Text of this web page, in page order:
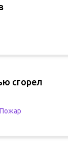
сгорел
Пожар